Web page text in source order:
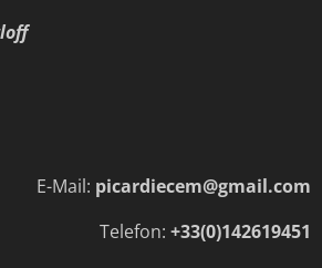
E-Mail: picardiecem@gmail.com
Telefon: +33(0)142619451